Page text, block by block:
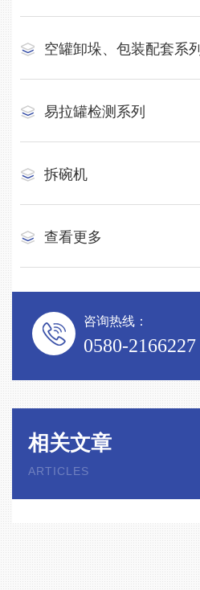
空罐卸垛、包装配套系列
易拉罐检测系列
拆碗机
查看更多
咨询热线：
0580-2166227
相关文章
ARTICLES